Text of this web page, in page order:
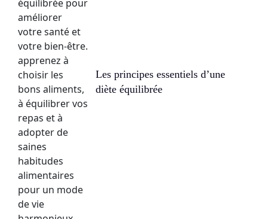
Les principes essentiels d’une
diète équilibrée